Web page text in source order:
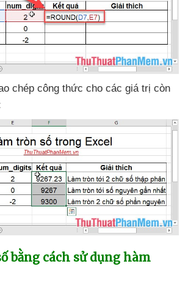
chép công thức cho các giá trị còn
bằng cách sử dụng hàm